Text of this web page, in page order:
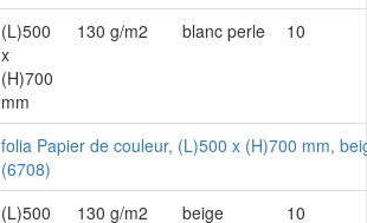
(L)500
x
(H)700
mm
130 g/m2 blanc perle 10
folia Papier de couleur, (L)500 x (H)700 mm,
(6708)
(L)500
130 g/m2 beige 10